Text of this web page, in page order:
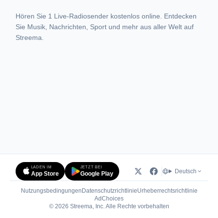
Hören Sie 1 Live-Radiosender kostenlos online. Entdecken
Sie Musik, Nachrichten, Sport und mehr aus aller Welt auf
Streema.
LADEN IM
App Store
JETZT BEI
Google Play Deutsch
Nutzungsbedingungen DatenschutzrichtlinieUrheberrechtsrichtlinie
AdChoices(öffnet in neuem Tab)
© 2026 Streema, Inc. Alle Rechte vorbehalten